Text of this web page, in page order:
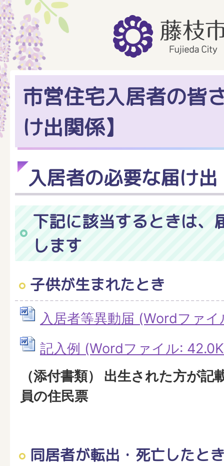
市営住宅入居者の皆
け出関係】
入居者の必要な届け出
下記に該当するときは、
します
子供が生まれたとき
入居者等異動届 (Wordファ
記入例 (Wordファイル:
（添付書類） 出生された方が
員の住民票
同居者が転出・死亡したと